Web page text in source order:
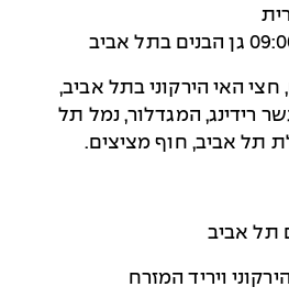
חצי האי הירקוני בתל אביב,
רידינג, המגדלור, נמל תל
תל אביב, חוף מציצים.